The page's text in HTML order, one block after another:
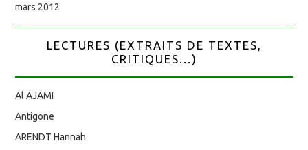
mars 2012
LECTURES (EXTRAITS DE TEXTES,
CRITIQUES...)
Al AJAMI
Antigone
ARENDT Hannah